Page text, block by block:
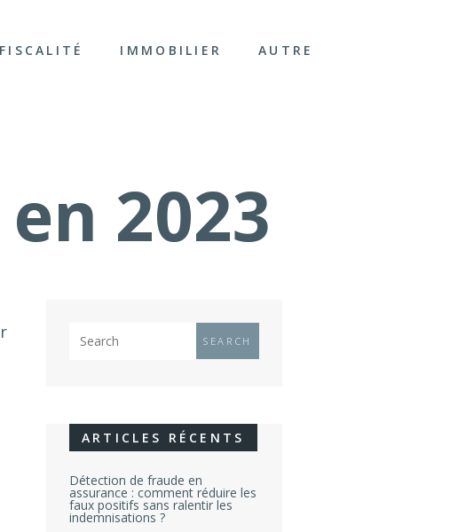
FISCALITÉ IMMOBILIER
AUTRE
2023
ARTICLES RÉCENTS
Détection de fraude en
assurance : comment réduire les
faux positifs sans ralentir les
indemnisations ?